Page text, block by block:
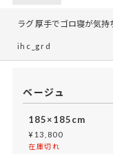
ラグ 厚手でゴロ寝が気
ihc_grd
ベージュ
185×185cm
¥ 13,800
在庫切れ